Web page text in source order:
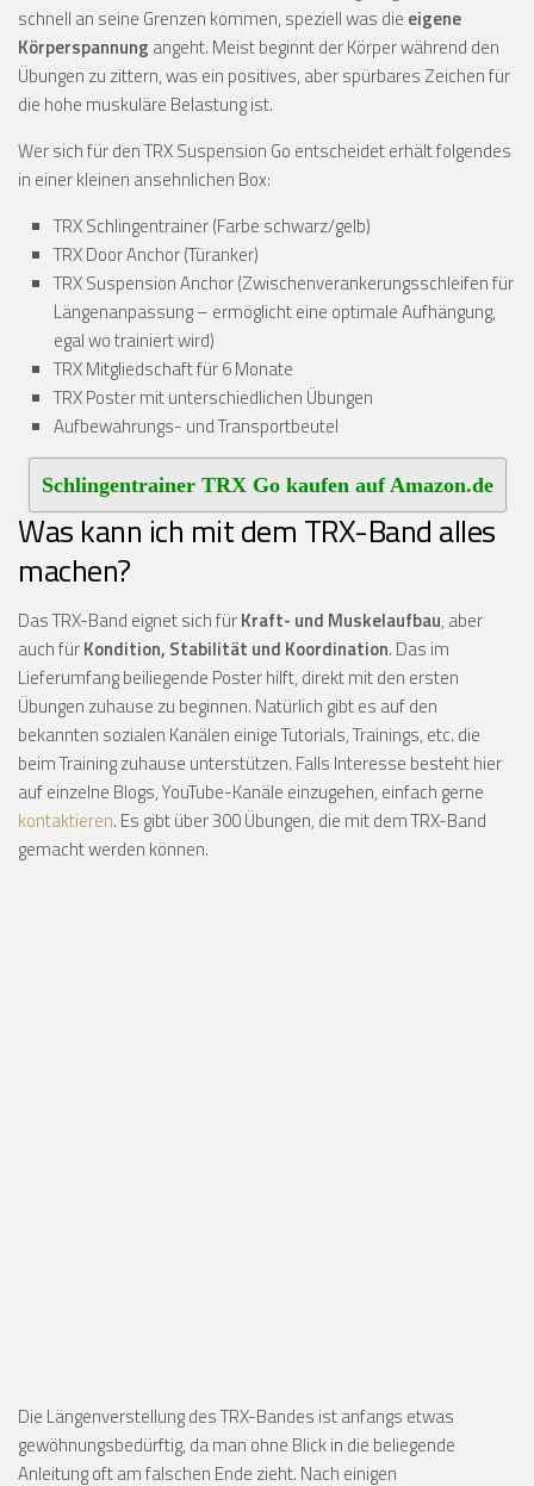
schnell an seine Grenzen kommen, speziell was die eigene
Körperspannung angeht. Meist beginnt der Körper während den
Übungen zu zittern, was ein positives, aber spürbares Zeichen für
die hohe muskuläre Belastung ist.
Wer sich für den TRX Suspension Go entscheidet erhält folgendes
in einer kleinen ansehnlichen Box:
TRX Schlingentrainer (Farbe schwarz/gelb)
TRX Door Anchor (Türanker)
TRX Suspension Anchor (Zwischenverankerungsschleifen für
Längenanpassung – ermöglicht eine optimale Aufhängung,
egal wo trainiert wird)
TRX Mitgliedschaft für 6 Monate
TRX Poster mit unterschiedlichen Übungen
Aufbewahrungs- und Transportbeutel
Schlingentrainer TRX Go kaufen auf Amazon.de
Was kann ich mit dem TRX-Band alles
machen?
Das TRX-Band eignet sich fürKraft- und Muskelaufbau, aber
auch fürKondition, Stabilität und Koordination. Das im
Lieferumfang beiliegende Poster hilft, direkt mit den ersten
Übungen zuhause zu beginnen. Natürlich gibt es auf den
bekannten sozialen Kanälen einige Tutorials, Trainings, etc. die
beim Training zuhause unterstützen. Falls Interesse besteht hier
auf einzelne Blogs, YouTube-Kanäle einzugehen, einfach gerne
kontaktieren. Es gibt über 300 Übungen, die mit dem TRX-Band
gemacht werden können.
Die Längenverstellung des TRX-Bandes ist anfangs etwas
gewöhnungsbedürftig, da man ohne Blick in die beliegende
Anleitung oft am falschen Ende zieht. Nach einigen